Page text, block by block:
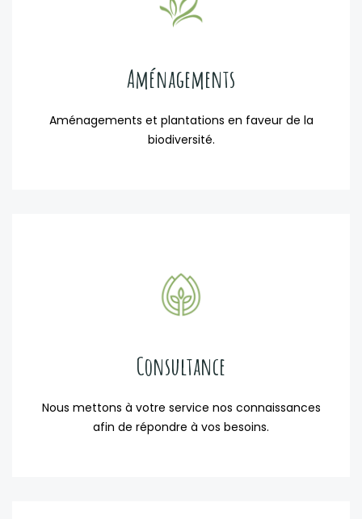
Aménagements
Aménagements et plantations en faveur de la
biodiversité.
Consultance
Nous mettons à votre service nos connaissances
afin de répondre à vos besoins.